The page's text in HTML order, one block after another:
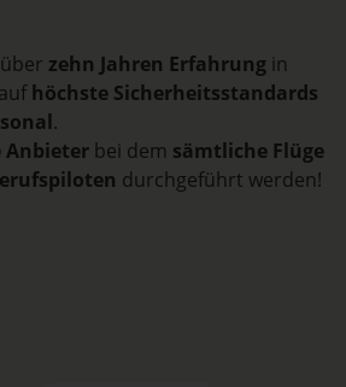
zehn Jahren Erfahrung in
höchste Sicherheitsstandards
.
Anbieter bei dem sämtliche Flüge
durchgeführt werden!